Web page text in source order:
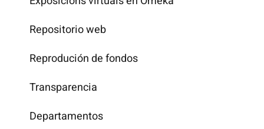
Repositorio web
Reprodución de fondos
Transparencia
Departamentos